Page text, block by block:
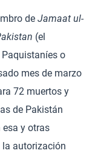
de Jamaat ul-
(el
o
mes de marzo
72 muertos y
de Pakistán
y otras
la autorización